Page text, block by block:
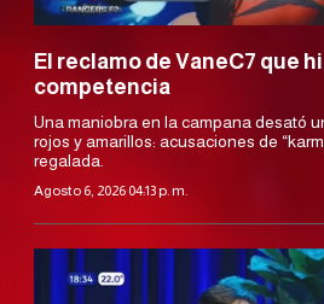
El reclamo de VaneC7 que
competencia
Una maniobra en la campana desató
rojos y amarillos: acusaciones de
regalada.
Agosto 6, 2026 04:13 p. m.